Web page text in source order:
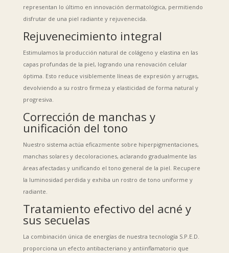
representan lo último en innovación dermatológica, permitiendo
disfrutar de una piel radiante y rejuvenecida.
Rejuvenecimiento integral
Estimulamos la producción natural de colágeno y elastina en las
capas profundas de la piel, logrando una renovación celular
óptima. Esto reduce visiblemente líneas de expresión y arrugas,
devolviendo a su rostro firmeza y elasticidad de forma natural y
progresiva.
Corrección de manchas y
unificación del tono
Nuestro sistema actúa eficazmente sobre hiperpigmentaciones,
manchas solares y decoloraciones, aclarando gradualmente las
áreas afectadas y unificando el tono general de la piel. Recupere
la luminosidad perdida y exhiba un rostro de tono uniforme y
radiante.
Tratamiento efectivo del acné y
sus secuelas
La combinación única de energías de nuestra tecnología S.P.E.D.
proporciona un efecto antibacteriano y antiinflamatorio que